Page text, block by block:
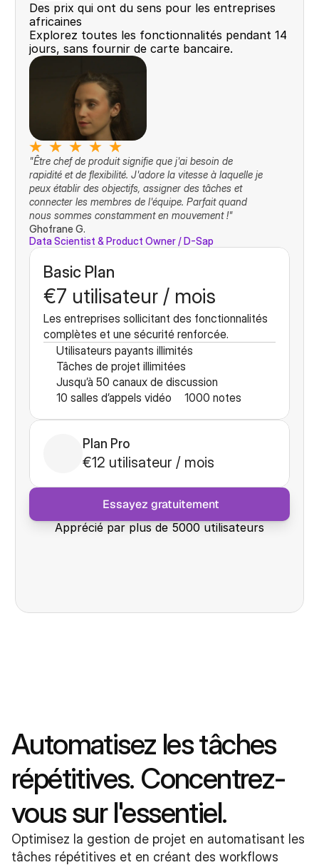
Des prix qui ont du sens pour les entreprises
africaines
Explorez toutes les fonctionnalités pendant 14
jours, sans fournir de carte bancaire.
"Être chef de produit signifie que j'ai besoin de
rapidité et de flexibilité. J'adore la vitesse à laquelle je
peux établir des objectifs, assigner des tâches et
connecter les membres de l'équipe. Parfait quand
nous sommes constamment en mouvement !"
Ghofrane G.
Data Scientist & Product Owner / D-Sap
Basic Plan
€7 utilisateur / mois
Les entreprises sollicitant des fonctionnalités
complètes et une sécurité renforcée.
Utilisateurs payants illimités
Tâches de projet illimitées
Jusqu’à 50 canaux de discussion
10 salles d’appels vidéo
1000 notes
Plan Pro
€12 utilisateur / mois
Essayez gratuitement
Apprécié par plus de 5000 utilisateurs
Automatisez les tâches
répétitives. Concentrez-
vous sur l'essentiel.
Optimisez la gestion de projet en automatisant les
tâches répétitives et en créant des workflows